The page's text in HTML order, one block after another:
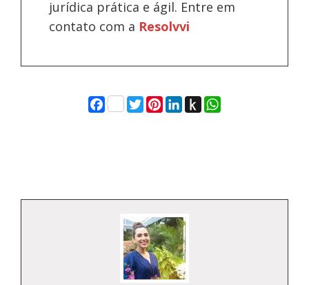
jurídica prática e ágil. Entre em
contato com a Resolvvi
Facebook
Twitter
Pinterest
LinkedIn
Push
to
WhatsApp